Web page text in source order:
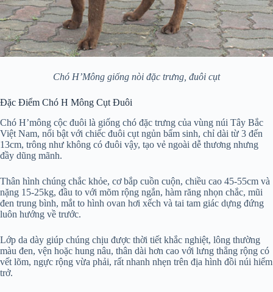
Chó H’Mông giống nòi đặc trưng, đuôi cụt
Đặc Điểm Chó H Mông Cụt Đuôi
Chó H’mông cộc đuôi là giống chó đặc trưng của vùng núi Tây Bắc
Việt Nam, nổi bật với chiếc đuôi cụt ngủn bẩm sinh, chỉ dài từ 3 đến
13cm, trông như không có đuôi vậy, tạo vẻ ngoài dễ thương nhưng
đầy dũng mãnh.
Thân hình chúng chắc khỏe, cơ bắp cuồn cuộn, chiều cao 45-55cm và
nặng 15-25kg, đầu to với mõm rộng ngắn, hàm răng nhọn chắc, mũi
đen trung bình, mắt to hình ovan hơi xếch và tai tam giác dựng đứng
luôn hướng về trước.
Lớp da dày giúp chúng chịu được thời tiết khắc nghiệt, lông thường
màu đen, vện hoặc hung nâu, thân dài hơn cao với lưng thẳng rộng có
vết lõm, ngực rộng vừa phải, rất nhanh nhẹn trên địa hình đồi núi hiểm
trở.